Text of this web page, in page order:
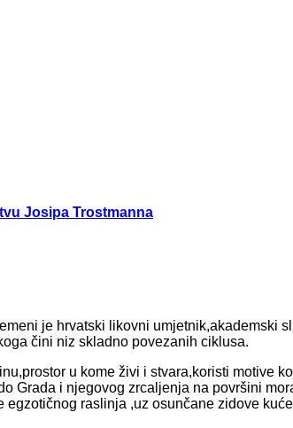
Josipa Trostmanna
je hrvatski likovni umjetnik,akademski
čini niz skladno povezanih ciklusa.
u kome živi i stvara,koristi motive
Grada i njegovog zrcaljenja na površini
egzotičnog raslinja ,uz osunčane zidove